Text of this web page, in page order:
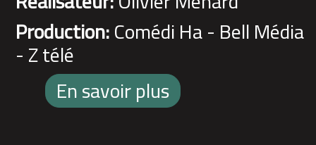
Production:Comédi Ha - Bell Média
- Z télé
En savoir plus